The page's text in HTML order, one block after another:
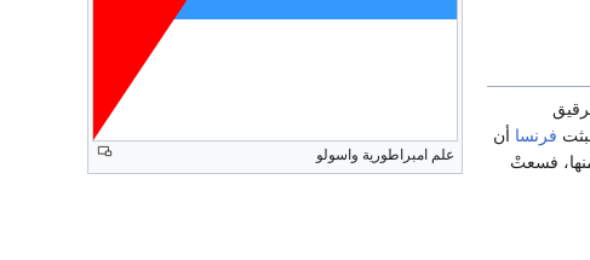
علم امبراطورية واسولو
فرنسا أن
جزءاً منها، فسعتْ